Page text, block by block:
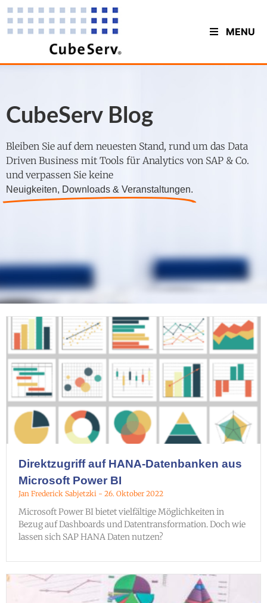
MENU
CubeServ Blog
Bleiben Sie auf dem neuesten Stand, rund um das Data
Driven Business mit Tools für Analytics von SAP & Co.
und verpassen Sie keine
Neuigkeiten, Downloads & Veranstaltungen.
Direktzugriff auf HANA-Datenbanken aus
Microsoft Power BI
Jan Frederick Sabjetzki 26. Oktober 2022
Microsoft Power BI bietet vielfältige Möglichkeiten in
Bezug auf Dashboards und Datentransformation. Doch wie
lassen sich SAP HANA Daten nutzen?